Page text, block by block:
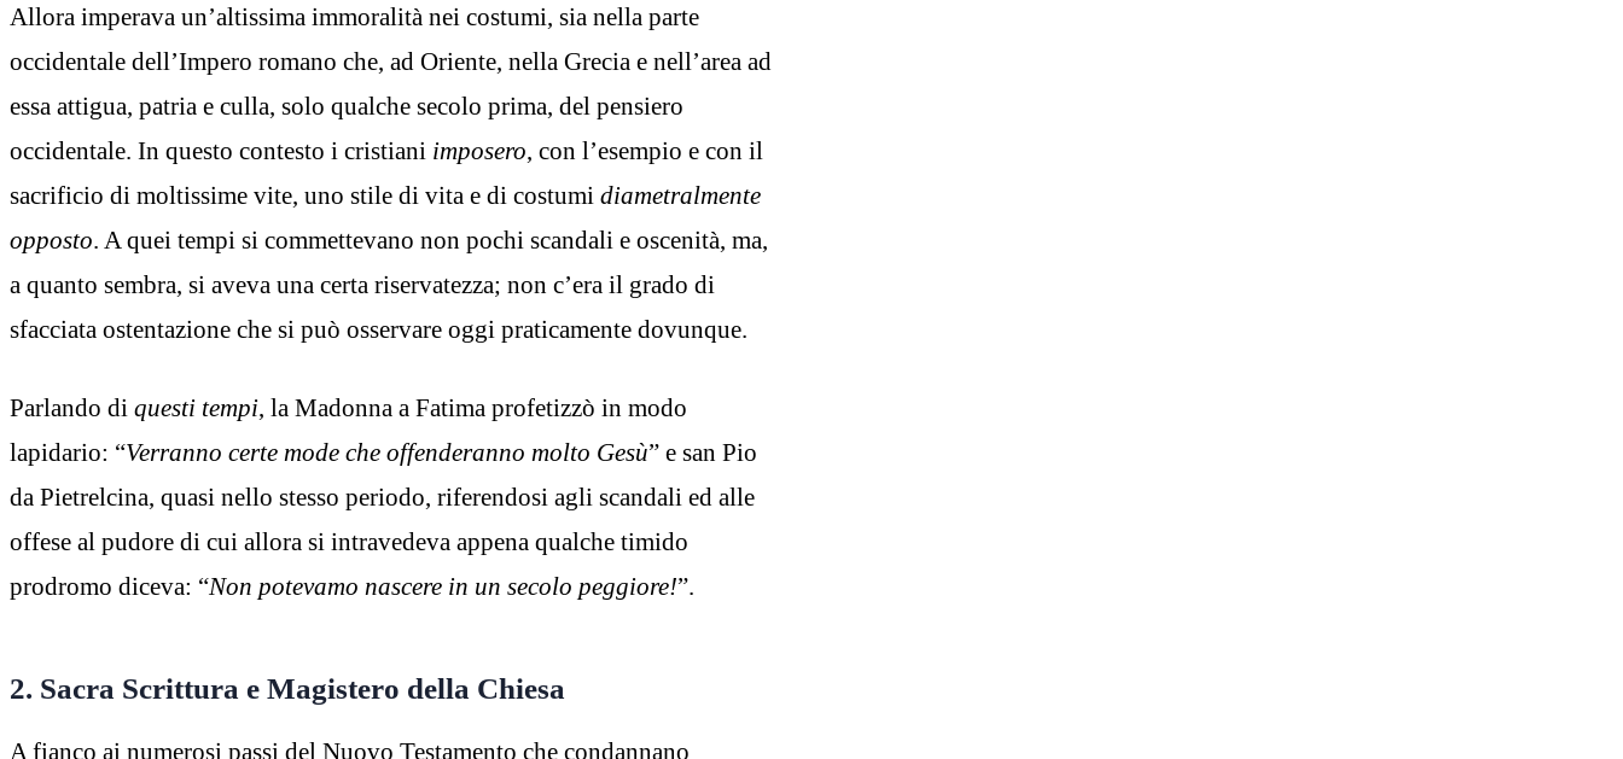
Allora imperava un’altissima immoralità nei costumi, sia nella parte
occidentale dell’Impero romano che, ad Oriente, nella Grecia e nell’area ad
essa attigua, patria e culla, solo qualche secolo prima, del pensiero
occidentale. In questo contesto i cristiani imposero, con l’esempio e con il
sacrificio di moltissime vite, uno stile di vita e di costumi diametralmente
opposto. A quei tempi si commettevano non pochi scandali e oscenità, ma,
a quanto sembra, si aveva una certa riservatezza; non c’era il grado di
sfacciata ostentazione che si può osservare oggi praticamente dovunque.
Parlando di questi tempi, la Madonna a Fatima profetizzò in modo
lapidario: “Verranno certe mode che offenderanno molto Gesù” e san Pio
da Pietrelcina, quasi nello stesso periodo, riferendosi agli scandali ed alle
offese al pudore di cui allora si intravedeva appena qualche timido
prodromo diceva: “Non potevamo nascere in un secolo peggiore!”.
2. Sacra Scrittura e Magistero della Chiesa
A fianco ai numerosi passi del Nuovo Testamento che condannano